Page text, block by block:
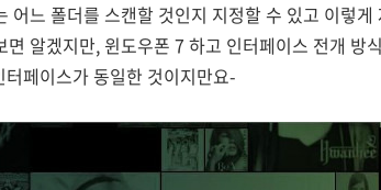
어느 폴더를 스캔할 것인지 지정할 수 있고 이렇
면 알겠지만, 윈도우폰 7 하고 인터페이스 전개
페이스가 동일한 것이지만요-